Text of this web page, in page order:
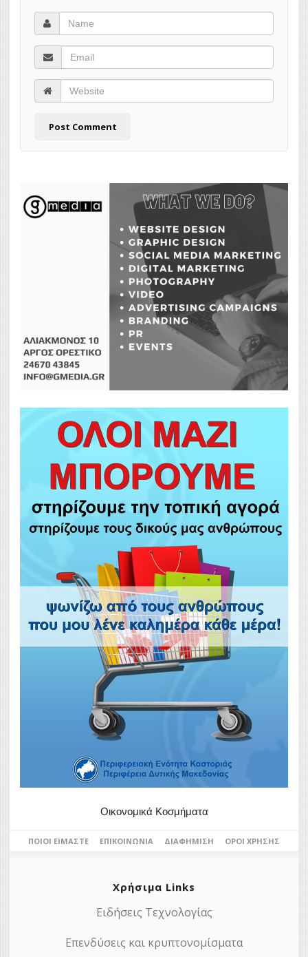
Οικονομικά Κοσμήματα
ΠΟΙΟΙ ΕΊΜΑΣΤΕ ΕΠΙΚΟΙΝΩΝΊΑ ΔΙΑΦΉΜΙΣΗ ΌΡΟΙ ΧΡΉΣΗΣ
Χρήσιμα Links
Ειδήσεις Τεχνολογίας
Επενδύσεις και κρυπτονομίσματα